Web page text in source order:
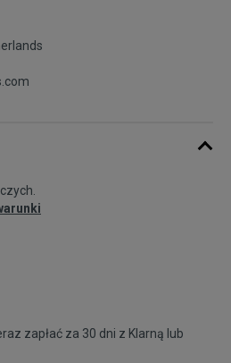
zapłać za 30 dni z Klarną lub